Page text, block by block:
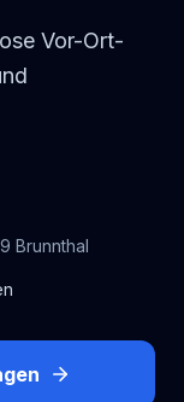
Vor-Ort-
Brunnthal